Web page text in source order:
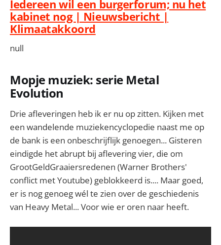
Iedereen wil een burgerforum; nu het
kabinet nog | Nieuwsbericht |
Klimaatakkoord
null
Mopje muziek: serie Metal
Evolution
Drie afleveringen heb ik er nu op zitten. Kijken met
een wandelende muziekencyclopedie naast me op
de bank is een onbeschrijflijk genoegen... Gisteren
eindigde het abrupt bij aflevering vier, die om
GrootGeldGraaiersredenen (Warner Brothers'
conflict met Youtube) geblokkeerd is.... Maar goed,
er is nog genoeg wél te zien over de geschiedenis
van Heavy Metal... Voor wie er oren naar heeft.